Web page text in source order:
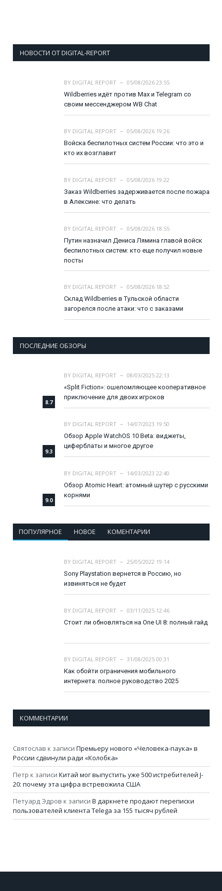
НОВОСТИ ОТ DIGITAL-REPORT
BY DIGITAL REPORT
05/08/2026 23:55
Wildberries идёт против Max и Telegram со
своим мессенджером WB Chat
BY DIGITAL REPORT
05/08/2026 19:26
Войска беспилотных систем России: что это и
кто их возглавит
BY DIGITAL REPORT
05/08/2026 19:22
Заказ Wildberries задерживается после пожара
в Алексине: что делать
BY DIGITAL REPORT
05/08/2026 18:55
Путин назначил Дениса Лямина главой войск
беспилотных систем: кто еще получил новые
посты
BY DIGITAL REPORT
05/08/2026 18:52
Склад Wildberries в Тульской области
загорелся после атаки: что с заказами
ПОСЛЕДНИЕ ОБЗОРЫ
8.7
BY DIGITAL REPORT
08/03/2025 22:13
«Split Fiction»: ошеломляющее кооперативное
приключение для двоих игроков
9.3
BY DIGITAL REPORT
14/07/2023 19:50
Обзор Apple WatchOS 10 Beta: виджеты,
циферблаты и многое другое
9.0
BY DIGITAL REPORT
14/03/2023 22:40
Обзор Atomic Heart: атомный шутер с русскими
корнями
ПОПУЛЯРНОЕ НОВОЕ КОМЕНТАРИИ
BY DIGITAL REPORT
25/05/2022 19:14
Sony Playstation вернется в Россию, но
извиняться не будет
BY DIGITAL REPORT
03/11/2025 12:46
Стоит ли обновляться на One UI 8: полный гайд
BY DIGITAL REPORT
31/08/2025 00:31
Как обойти ограничения мобильного
интернета: полное руководство 2025
КОММЕНТАРИИ
Святослав к записи Премьеру нового «Человека-паука» в
России сдвинули ради «Колобка»
Петр к записи Китай мог выпустить уже 500 истребителей J-
20: почему эта цифра встревожила США
Петуард Эдров к записи В даркнете продают переписки
пользователей клиента Telega за 155 тысяч рублей